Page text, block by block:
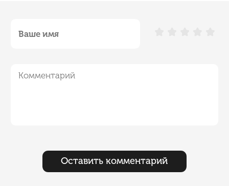
Оставить комментарий